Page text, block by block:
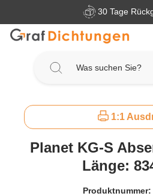
Zum Hauptinhalt springen30 Tage
1:1
Planet KG-S
Länge:
Produktnummer: